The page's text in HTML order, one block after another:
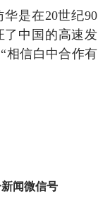
是在20世纪90
了中国的高速发
相信白中合作有
闻微信号